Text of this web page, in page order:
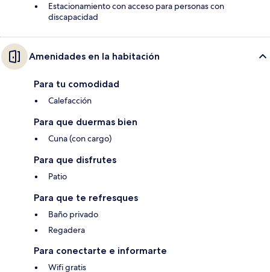
Estacionamiento con acceso para personas con
discapacidad
Amenidades en la habitación
Para tu comodidad
Calefacción
Para que duermas bien
Cuna (con cargo)
Para que disfrutes
Patio
Para que te refresques
Baño privado
Regadera
Para conectarte e informarte
Wifi gratis